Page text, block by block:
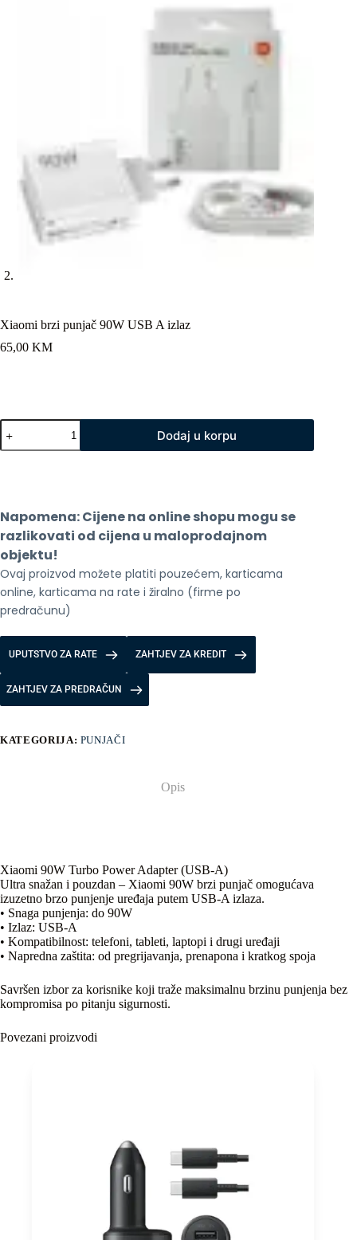
Xiaomi brzi punjač 90W USB A izlaz
65,00 KM
Xiaomi
brzi
punjač
količina
Dodaj u korpu
Napomena: Cijene na online shopu mogu se
razlikovati od cijena u maloprodajnom
objektu!
Ovaj proizvod možete platiti pouzećem, karticama
online, karticama na rate i žiralno (firme po
predračunu)
UPUTSTVO ZA RATE ZAHTJEV ZA KREDIT
ZAHTJEV ZA PREDRAČUN
KATEGORIJA: PUNJAČI
Opis
Xiaomi 90W Turbo Power Adapter (USB-A)
Ultra snažan i pouzdan – Xiaomi 90W brzi punjač omogućava
izuzetno brzo punjenje uređaja putem USB-A izlaza.
• Snaga punjenja: do 90W
• Izlaz: USB-A
• Kompatibilnost: telefoni, tableti, laptopi i drugi uređaji
• Napredna zaštita: od pregrijavanja, prenapona i kratkog spoja
Savršen izbor za korisnike koji traže maksimalnu brzinu punjenja bez
kompromisa po pitanju sigurnosti.
Povezani proizvodi